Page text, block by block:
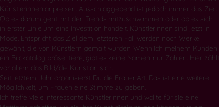
Künstlerinnen anpreisen. Ausschlaggebend ist jedoch immer das Ziel:
Ob es darum geht, mit den Trends mitzuschwimmen oder ob es sich
in erster Linie um eine Investition handelt. Künstlerinnen sind jetzt in
Mode. Entspricht das Ziel dem letzteren Fall werden noch Werke
gewählt, die von Künstlern gemalt wurden. Wenn ich meinem Kunden
ein Bildkatalog präsentiere, gibt es keine Namen, nur Zahlen. Hier zählt
vor allem das Bild/die Kunst an sich.
Seit letztem Jahr organisierst Du die FrauenArt. Das ist eine weitere
Möglichkeit, um Frauen eine Stimme zu geben.
Ich treffe viele interessante Künstlerinnen und wollte für sie eine